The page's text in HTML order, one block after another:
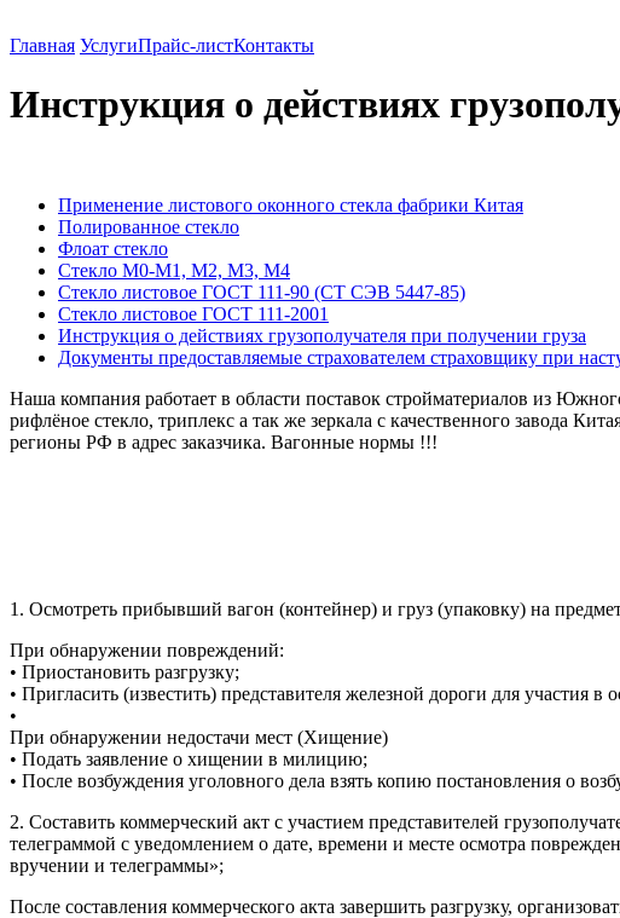
Главная УслугиПрайс-листКонтакты
Инструкция о действиях
Применение листового оконного стекла фабрики Китая
Полированное стекло
Флоат стекло
Стекло М0-М1, М2, М3, М4
Стекло листовое ГОСТ 111-90 (СТ СЭВ 5447-85)
Стекло листовое ГОСТ 111-2001
Инструкция о действиях грузополучателя при получении груза
Документы предоставляемые страхователем страховщику при
Наша компания работает в области поставок стройматериалов из
рифлёное стекло, триплекс а так же зеркала с качественного завода
регионы РФ в адрес заказчика. Вагонные нормы !!!
1. Осмотреть прибывший вагон (контейнер) и груз (упаковку) на
При обнаружении повреждений:
• Приостановить разгрузку;
• Пригласить (известить) представителя железной дороги для участия
•
При обнаружении недостачи мест (Хищение)
• Подать заявление о хищении в милицию;
• После возбуждения уголовного дела взять копию постановления о
2. Составить коммерческий акт с участием представителей
телеграммой с уведомлением о дате, времени и месте осмотра
вручении и телеграммы»;
После составления коммерческого акта завершить разгрузку,